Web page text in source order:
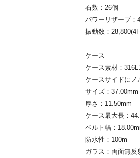
石数：26個
パワーリザーブ：
振動数：
ケース
ケース素材：
ケースサイドにノ
サイズ：37.00mm
厚さ：11.50mm
ケース最大長：
ベルト幅：
防水性：100m
ガラス：両面無